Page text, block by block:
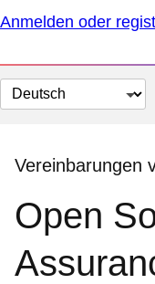
Anmelden oder
Sprache
auswählen
Vereinbarungen
Open